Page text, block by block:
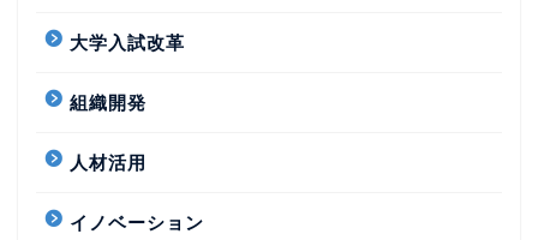
大学入試改革
組織開発
人材活用
イノベーション